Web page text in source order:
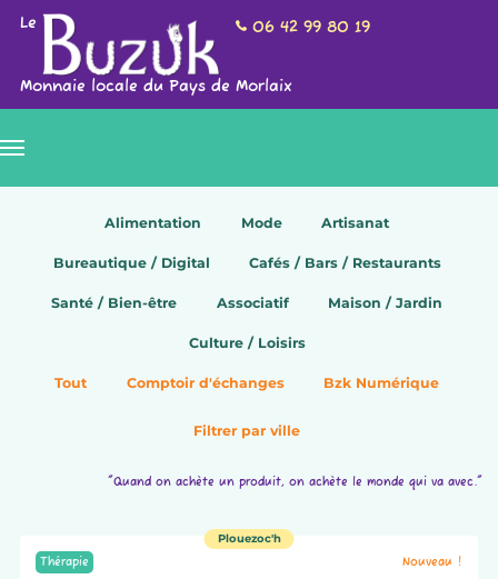
Le 06 42 99 80 19
Monnaie locale du Pays de Morlaix
Alimentation Mode Artisanat
Bureautique / Digital Cafés / Bars / Restaurants
Santé / Bien-être Associatif Maison / Jardin
Culture / Loisirs
Tout Comptoir d'échanges Bzk Numérique
Filtrer par ville
"Quand on achète un produit, on achète le monde qui va avec."
Plouezoc'h
Thérapie
Nouveau !